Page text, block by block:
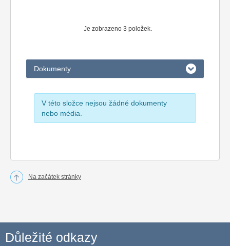
Je zobrazeno 3 položek.
Dokumenty
V této složce nejsou žádné dokumenty
nebo média.
Na začátek stránky
Důležité odkazy